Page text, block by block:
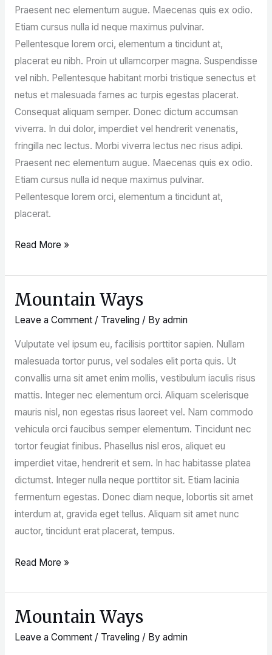
Praesent nec elementum augue. Maecenas quis ex odio.
Etiam cursus nulla id neque maximus pulvinar.
Pellentesque lorem orci, elementum a tincidunt at,
placerat eu nibh. Proin ut ullamcorper magna. Suspendisse
vel nibh. Pellentesque habitant morbi tristique senectus et
netus et malesuada fames ac turpis egestas placerat.
Consequat aliquam semper. Donec dictum accumsan
viverra. In dui dolor, imperdiet vel hendrerit venenatis,
fringilla nec lectus. Morbi viverra lectus nec risus adipi.
Praesent nec elementum augue. Maecenas quis ex odio.
Etiam cursus nulla id neque maximus pulvinar.
Pellentesque lorem orci, elementum a tincidunt at,
placerat.
Read More »
Mountain Ways
Leave a Comment / Traveling / By admin
Vulputate vel ipsum eu, facilisis porttitor sapien. Nullam
malesuada tortor purus, vel sodales elit porta quis. Ut
convallis urna sit amet enim mollis, vestibulum iaculis risus
mattis. Integer nec elementum orci. Aliquam scelerisque
mauris nisl, non egestas risus laoreet vel. Nam commodo
vehicula orci faucibus semper elementum. Tincidunt nec
tortor feugiat finibus. Phasellus nisl eros, aliquet eu
imperdiet vitae, hendrerit et sem. In hac habitasse platea
dictumst. Integer nulla neque porttitor sit. Etiam lacinia
fermentum egestas. Donec diam neque, lobortis sit amet
interdum at, gravida eget tellus. Aliquam sit amet nunc
auctor, tincidunt erat placerat, tempus.
Mountain
Ways
Read More »
Mountain Ways
Leave a Comment / Traveling / By admin
Mountain
Ways